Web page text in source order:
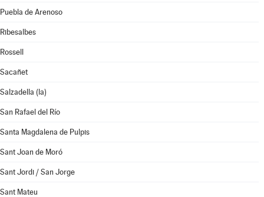
Puebla de Arenoso
Ribesalbes
Rossell
Sacañet
Salzadella (la)
San Rafael del Río
Santa Magdalena de Pulpis
Sant Joan de Moró
Sant Jordi / San Jorge
Sant Mateu